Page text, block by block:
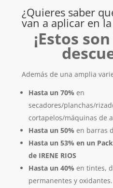
¿Quieres saber
van a aplicar en
¡Estos
Además de una amplia
Hasta un 70% en
secadores/planchas/
cortapelos/máquinas de
Hasta un 50% en barras
Hasta un 53% en un
de IRENE RIOS
Hasta un 40% en tintes,
permanentes y oxidantes.